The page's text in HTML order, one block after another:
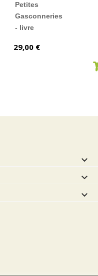
Petites
Gasconneries
- livre
Prix
29,00 €


